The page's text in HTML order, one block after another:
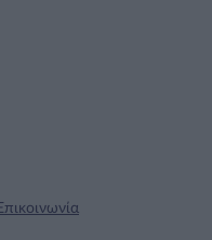
Επικοινωνία